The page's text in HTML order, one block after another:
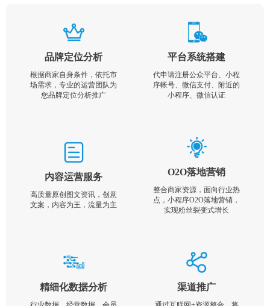
品牌定位分析
根据商家自身条件，依托市
场需求，专业的运营团队为
您品牌定位分析推广
平台系统搭建
代申请注册公众平台、小程
序帐号、微信支付、附近的
小程序、微信认证
内容运营服务
高质量原创图文资讯，创意
文案，内容为王，流量为主
O2O落地营销
整合商家资源，面向行业热
点，小程序O2O落地营销，
实现粉丝裂变式增长
精细化数据分析 渠道推广